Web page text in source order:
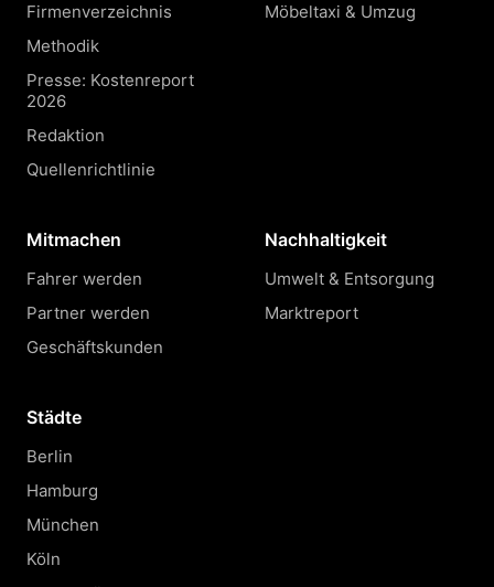
Firmenverzeichnis
Methodik
Presse: Kostenreport
2026
Redaktion
Quellenrichtlinie
Möbeltaxi & Umzug
Mitmachen
Fahrer werden
Partner werden
Geschäftskunden
Nachhaltigkeit
Umwelt & Entsorgung
Marktreport
Städte
Berlin
Hamburg
München
Köln